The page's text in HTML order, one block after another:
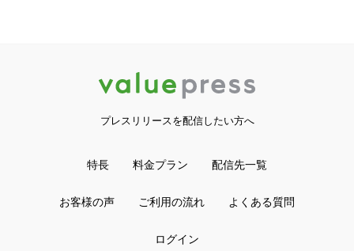
プレスリリースを配信したい方へ
特長 料金プラン 配信先一覧
お客様の声 ご利用の流れ よくある質問
ログイン